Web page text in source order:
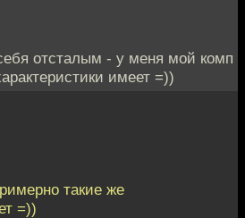
отсталым - у меня мой комп
имеет =))
такие же
=))